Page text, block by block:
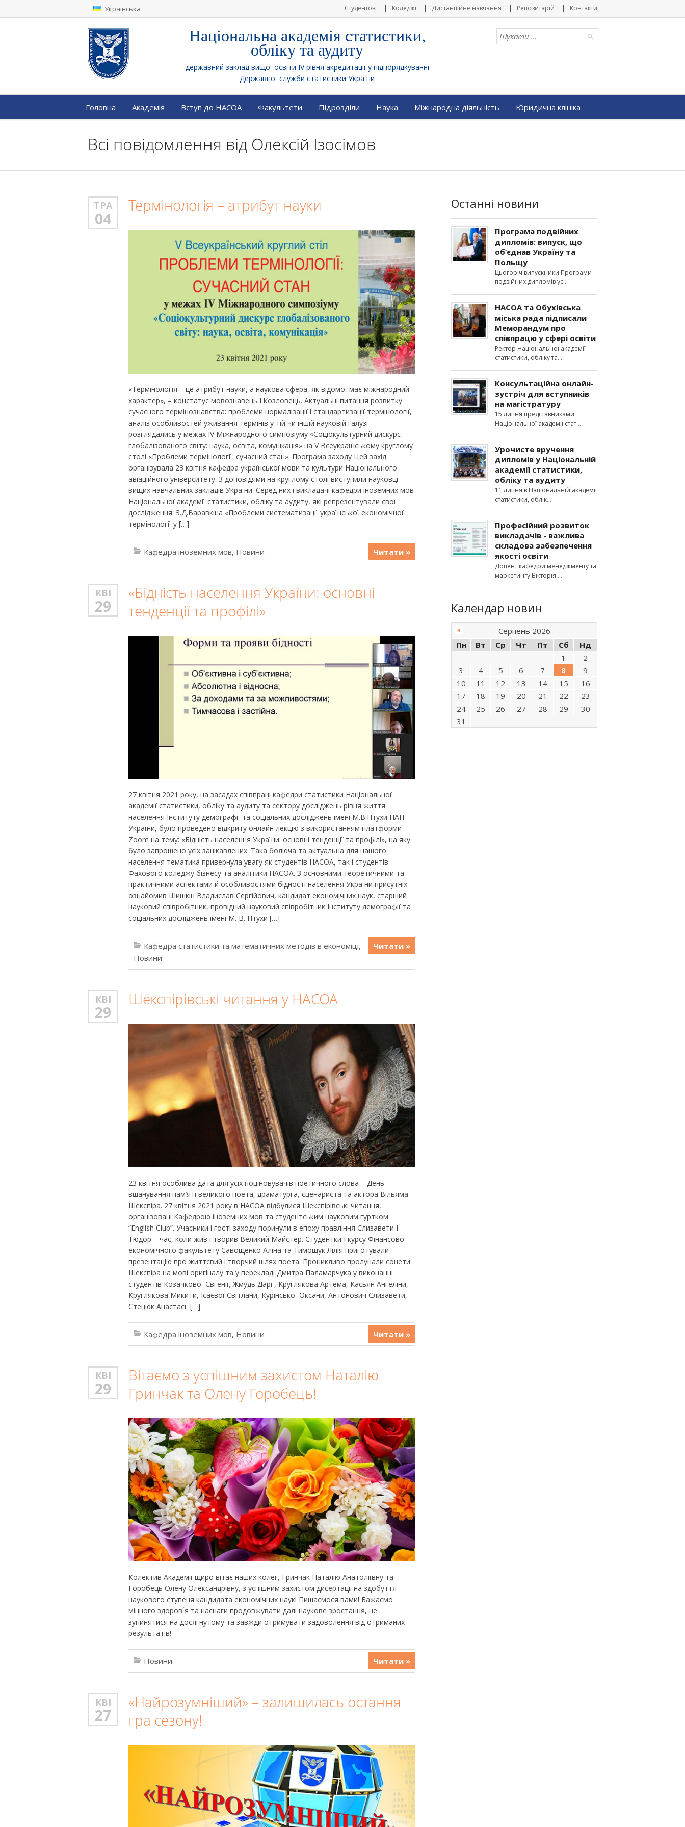
Українська Студентові Коледжі Дистанційне навчання Репозитарій Контакти
Національна академія статистики,
обліку та аудиту
державний заклад вищої освіти IV рівня акредитації у підпорядкуванні
Державної служби статистики України
Головна Академія Вступ до НАСОА Факультети Підрозділи Наука Міжнародна діяльність Юридична клініка
Всі повідомлення від Олексій Ізосімов
ТРА
04
Термінологія – атрибут науки
«Термінологія – це атрибут науки, а наукова сфера, як відомо, має міжнародний
характер», – констатує мовознавець І.Козловець. Актуальні питання розвитку
сучасного термінознавства: проблеми нормалізації і стандартизації термінології,
аналіз особливостей уживання термінів у тій чи іншій науковій галузі –
розглядались у межах ІV Міжнародного симпозіуму «Соціокультурний дискурс
глобалізованого світу: наука, освіта, комунікація» на V Всеукраїнському круглому
столі «Проблеми термінології: сучасний стан». Програма заходу Цей захід
організувала 23 квітня кафедра української мови та культури Національного
авіаційного університету. З доповідями на круглому столі виступили науковці
вищих навчальних закладів України. Серед них і викладачі кафедри іноземних мов
Національної академії статистики, обліку та аудиту, які репрезентували свої
дослідження: З.Д.Варавкіна «Проблеми систематизації української економічної
термінології у […]
Кафедра іноземних мов, Новини Читати »
КВІ
29
«Бідність населення України: основні
тенденції та профілі»
27 квітня 2021 року, на засадах співпраці кафедри статистики Національної
академії статистики, обліку та аудиту та сектору досліджень рівня життя
населення Інституту демографії та соціальних досліджень імені М.В.Птухи НАН
України, було проведено відкриту онлайн лекцію з використанням платформи
Zoom на тему: «Бідність населення України: основні тенденції та профілі», на яку
було запрошено усіх зацікавлених. Така болюча та актуальна для нашого
населення тематика привернула увагу як студентів НАСОА, так і студентів
Фахового коледжу бізнесу та аналітики НАСОА. З основними теоретичними та
практичними аспектами й особливостями бідності населення України присутніх
ознайомив Шишкін Владислав Сергійович, кандидат економічних наук, старший
науковий співробітник, провідний науковий співробітник Інституту демографії та
соціальних досліджень імені М. В. Птухи […]
Кафедра статистики та математичних методів в економіці,
Новини
Читати »
КВІ
29
Шекспірівські читання у НАСОА
23 квітня особлива дата для усіх поціновувачів поетичного слова – День
вшанування пам’яті великого поета, драматурга, сценариста та актора Вільяма
Шекспіра. 27 квітня 2021 року в НАСОА відбулися Шекспірівські читання,
організовані Кафедрою іноземних мов та студентським науковим гуртком
“English Club”. Учасники і гості заходу поринули в епоху правління Єлизавети І
Тюдор – час, коли жив і творив Великий Майстер. Студентки І курсу Фінансово-
економічного факультету Савощенко Аліна та Тимощук Лілія приготували
презентацію про життєвий і творчий шлях поета. Проникливо пролунали сонети
Шекспіра на мові оригіналу та у перекладі Дмитра Паламарчука у виконанні
студентів Козачкової Євгенії, Жмудь Дарії, Круглякова Артема, Касьян Ангеліни,
Круглякова Микити, Ісаєвої Світлани, Курінської Оксани, Антонович Єлизавети,
Стецюк Анастасії […]
Кафедра іноземних мов, Новини Читати »
КВІ
29
Вітаємо з успішним захистом Наталію
Гринчак та Олену Горобець!
Колектив Академії щиро вітає наших колег, Гринчак Наталію Анатоліївну та
Горобець Олену Олександрівну, з успішним захистом дисертаціі на здобуття
наукового ступеня кандидата економічних наук! Пишаємося вами! Бажаємо
міцного здоров´я та наснаги продовжувати далі наукове зростання, не
зупинятися на досягнутому та завжди отримувати задоволення від отриманих
результатів!
Новини Читати »
КВІ
27
«Найрозумніший» – залишилась остання
гра сезону!
Останні новини
Програма подвійних
дипломів: випуск, що
об’єднав Україну та
Польщу
Цьогоріч випускники Програми
подвійних дипломів ус
НАСОА та Обухівська
міська рада підписали
Меморандум про
співпрацю у сфері освіти
Ректор Національної академії
статистики, обліку та
Консультаційна онлайн-
зустріч для вступників
на магістратуру
15 липня представниками
Національної академії стат
Урочисте вручення
дипломів у Національній
академії статистики,
обліку та аудиту
11 липня в Національній академії
статистики, облік
Професійний розвиток
викладачів - важлива
складова забезпечення
якості освіти
Доцент кафедри менеджменту та
маркетингу Вікторія
Календар новин
Серпень 2026
Пн
Вт Ср Чт Пт Сб
Нд
1
2
3
4 5 6 7 8
9
10
11 12 13 14 15
16
17
18 19 20 21 22
23
24
25 26 27 28 29
30
31